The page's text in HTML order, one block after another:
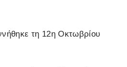
τη 12η Οκτωβρίου